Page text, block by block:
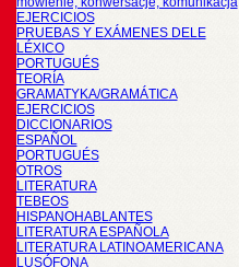
EJERCICIOS
PRUEBAS Y EXÁMENES DELE
LÉXICO
PORTUGUÉS
TEORÍA
GRAMATYKA/GRAMÁTICA
EJERCICIOS
DICCIONARIOS
ESPAÑOL
PORTUGUÉS
OTROS
LITERATURA
TEBEOS
HISPANOHABLANTES
LITERATURA ESPAÑOLA
LITERATURA LATINOAMERICANA
LUSÓFONA